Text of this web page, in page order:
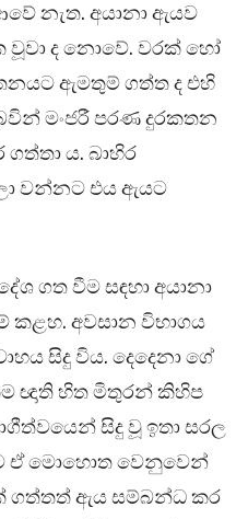
නැත. අයානා ඇයව
වූවා ද නොවේ. වරක් හෝ
ඇමතුම් ගත්ත ද එහි
මංජරී පරණ දුරකතන
ය. බාහිර
වන්නට එය ඇයට
ගත වීම සඳහා අයානා
කළහ. අවසාන විභාගය
සිදු විය. දෙදෙනා ගේ
ඥාති හිත මිතුරන් කිහිප
සිදු වූ ඉතා සරල
ට ඒ මොහොත වෙනුවෙන්
ඇය සම්බන්ධ කර